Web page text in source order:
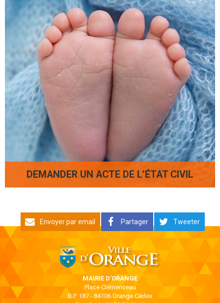
DEMANDER UN ACTE DE L’ÉTAT CIVIL
Envoyer par email Partager Tweeter
MAIRIE D'ORANGE
Place Clémenceau
B.P. 187 - 84106 Orange Cédex